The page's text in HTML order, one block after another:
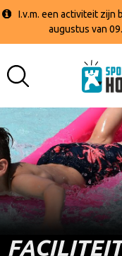
I.v.m. een activiteit zijn
augustus van